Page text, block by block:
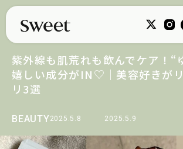
BEAUTY2025.5.8 2025.5.9
紫外線も肌荒れも飲んでケア！“
嬉しい成分がIN♡｜美容好きが
リ3選